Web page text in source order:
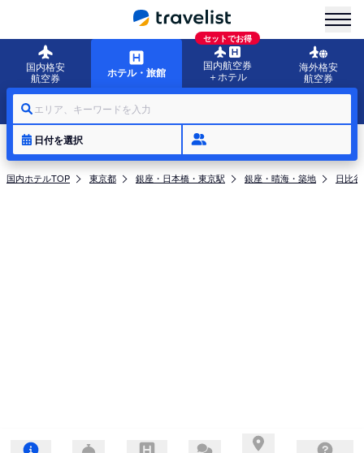
国内格安
航空券
ホテル・旅館
セットでお得
国内航空券
＋ホテル
海外格安
航空券
エリア、キーワードを入力
日付を選択
国内ホテルTOP 東京都 銀座・日本橋・東京駅 銀座・晴海・築地 日比